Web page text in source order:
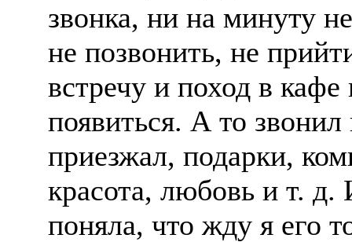
звонка, ни на минуту
не позвонить, не
встречу и поход в
появиться. А то
приезжал, подарки,
красота, любовь и т.
поняла, что жду я его